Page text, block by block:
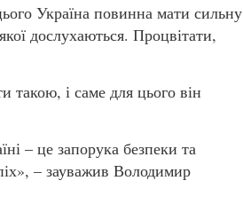
Україна повинна мати сильну
дослухаються. Процвітати,
такою, і саме для цього він
– це запорука безпеки та
– зауважив Володимир